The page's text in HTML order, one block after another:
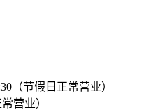
（节假日正常营业）
营业）